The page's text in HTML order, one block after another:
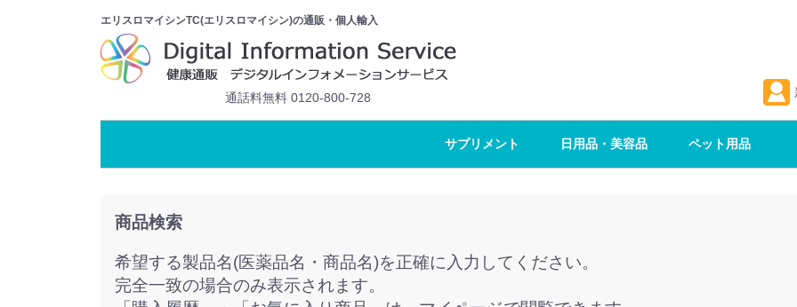
エリスロマイシンTC(エリスロマイシン)の通販・個人輸入
通話料無料 0120-800-728
サプリメント 日用品・美容品 ペット用品
商品検索
希望する製品名(医薬品名・商品名)を正確に入力してください。
完全一致の場合のみ表示されます。